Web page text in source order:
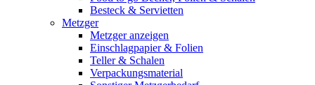
Besteck & Servietten
Metzger
Metzger anzeigen
Einschlagpapier & Folien
Teller & Schalen
Verpackungsmaterial